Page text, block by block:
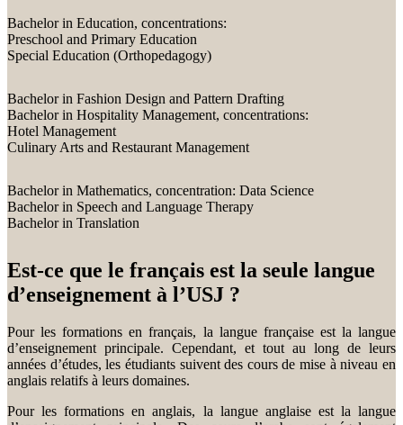
Bachelor in Education, concentrations:
Preschool and Primary Education
Special Education (Orthopedagogy)
Bachelor in Fashion Design and Pattern Drafting
Bachelor in Hospitality Management, concentrations:
Hotel Management
Culinary Arts and Restaurant Management
Bachelor in Mathematics, concentration: Data Science
Bachelor in Speech and Language Therapy
Bachelor in Translation
Est-ce que le français est la seule langue
d’enseignement à l’USJ ?
Pour les formations en français, la langue française est la langue
d’enseignement principale. Cependant, et tout au long de leurs
années d’études, les étudiants suivent des cours de mise à niveau en
anglais relatifs à leurs domaines.
Pour les formations en anglais, la langue anglaise est la langue